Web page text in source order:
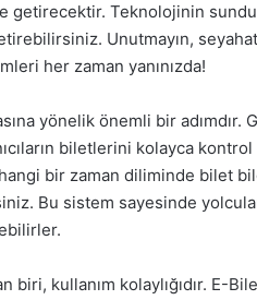
getirecektir. Teknolojinin
Unutmayın,
her zaman yanınızda!
yönelik önemli bir adımdır.
biletlerini kolayca kontrol
bir zaman diliminde bilet
Bu sistem sayesinde
biri, kullanım kolaylığıdır. E-